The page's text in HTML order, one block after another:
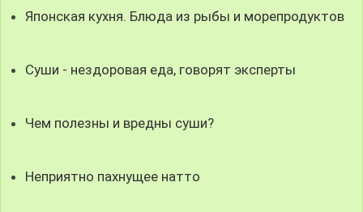
Японская кухня. Блюда из рыбы и морепродуктов
Суши - нездоровая еда, говорят эксперты
Чем полезны и вредны суши?
Неприятно пахнущее натто